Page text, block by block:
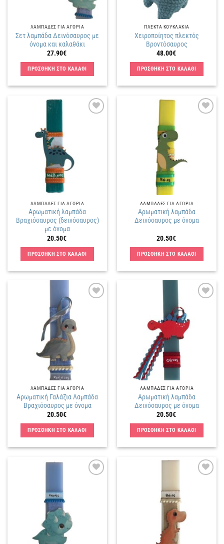
ΛΑΜΠΑΔΕΣ ΓΙΑ ΑΓΟΡΙΑ
Σετ λαμπάδα Δεινόσαυρος με
όνομα και καλαθάκι
27.90€
ΠΡΟΣΘΗΚΗ ΣΤΟ ΚΑΛΑΘΙ
ΠΛΕΚΤΑ KΟΥΚΛΑΚΙΑ
Χειροποίητος πλεκτός
Βροντόσαυρος
48.00€
ΠΡΟΣΘΗΚΗ ΣΤΟ ΚΑΛΑΘΙ
ΛΑΜΠΑΔΕΣ ΓΙΑ ΑΓΟΡΙΑ
Αρωματική λαμπάδα
Βραχιόσαυρος (δεινόσαυρος)
με όνομα
20.50€
ΠΡΟΣΘΗΚΗ ΣΤΟ ΚΑΛΑΘΙ
ΛΑΜΠΑΔΕΣ ΓΙΑ ΑΓΟΡΙΑ
Αρωματική λαμπάδα
Δεινόσαυρος με όνομα
20.50€
ΠΡΟΣΘΗΚΗ ΣΤΟ ΚΑΛΑΘΙ
επιθυμιών
ΛΑΜΠΑΔΕΣ ΓΙΑ ΑΓΟΡΙΑ
Αρωματική Γαλάζια Λαμπάδα
Βραχιόσαυρος με όνομα
20.50€
ΠΡΟΣΘΗΚΗ ΣΤΟ ΚΑΛΑΘΙ
επιθυμιών
ΛΑΜΠΑΔΕΣ ΓΙΑ ΑΓΟΡΙΑ
Αρωματική λαμπάδα
Δεινόσαυρος με όνομα
20.50€
ΠΡΟΣΘΗΚΗ ΣΤΟ ΚΑΛΑΘΙ